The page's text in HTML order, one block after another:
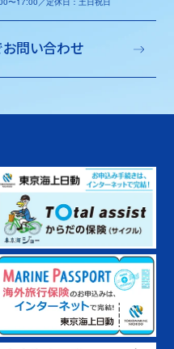
お問い合わせ